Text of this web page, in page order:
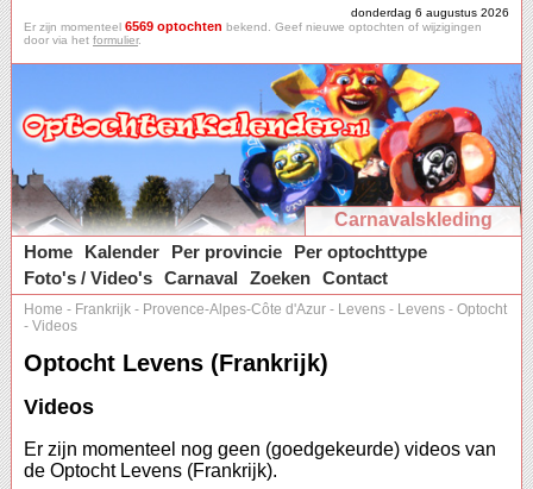
donderdag 6 augustus 2026
Er zijn momenteel 6569 optochten bekend. Geef nieuwe optochten of wijzigingen
door via het formulier.
Carnavalskleding
Home
Kalender Per provincie
Per optochttype
Foto's / Video's Carnaval Zoeken Contact
Home - Frankrijk - Provence-Alpes-Côte d'Azur - Levens - Levens - Optocht
- Videos
Optocht Levens (Frankrijk)
Videos
Er zijn momenteel nog geen (goedgekeurde) videos van
de Optocht Levens (Frankrijk).